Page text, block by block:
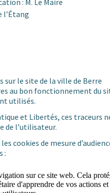
: M. Le Maire
l’Étang
sur le site de la ville de Berre
au bon fonctionnement du
utilisés.
et Libertés, ces traceurs
de l’utilisateur.
cookies de mesure
: